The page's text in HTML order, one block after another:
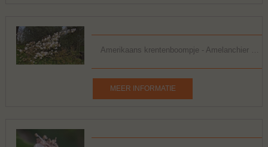
Amerikaans krentenboompje - Amelanchier lamarckii
MEER INFORMATIE